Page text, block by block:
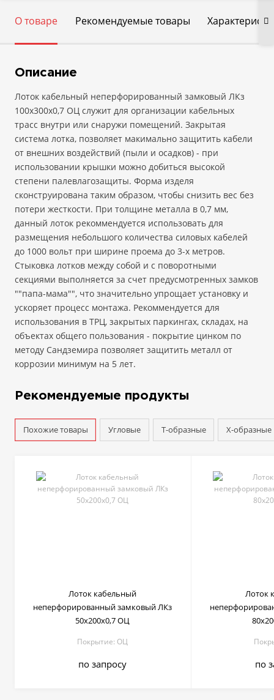
О товаре Рекомендуемые товары
Описание
Лоток кабельный неперфорированный замковый ЛКз
100х300х0,7 ОЦ служит для организации кабельных
трасс внутри или снаружи помещений. Закрытая
система лотка, позволяет макимально защитить кабели
от внешних воздействий (пыли и осадков) - при
использовании крышки можно добиться высокой
степени палевлагозащиты. Форма изделя
сконструирована таким образом, чтобы снизить вес без
потери жесткости. При толщине металла в 0,7 мм,
данный лоток рекоммендуется использовать для
размещения небольшого количества силовых кабелей
до 1000 вольт при ширине проема до 3-х метров.
Стыковка лотков между собой и с поворотными
секциями выполняется за счет предусмотренных замков
""папа-мама"", что значительно упрощает установку и
ускоряет процесс монтажа. Рекоммендуется для
использования в ТРЦ, закрытых паркингах, складах, на
объектах общего пользования - покрытие цинком по
методу Сандземира позволяет защитить металл от
коррозии минимум на 5 лет.
Рекомендуемые продукты
Похожие товары Угловые Т-образные Х-образные
Лоток кабельный
неперфорированный замковый ЛКз
50х200х0,7 ОЦ
Покрытие: ОЦ
по запросу
Лоток
по